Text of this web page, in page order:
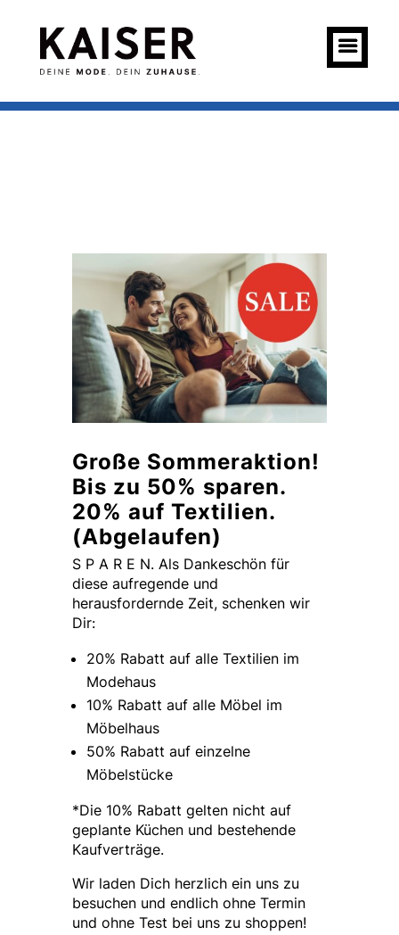
Große Sommeraktion!
Bis zu 50% sparen.
20% auf Textilien.
(Abgelaufen)
S P A R E N. Als Dankeschön für
diese aufregende und
herausfordernde Zeit, schenken wir
Dir:
20% Rabatt auf alle Textilien im
Modehaus
10% Rabatt auf alle Möbel im
Möbelhaus
50% Rabatt auf einzelne
Möbelstücke
*Die 10% Rabatt gelten nicht auf
geplante Küchen und bestehende
Kaufverträge.
Wir laden Dich herzlich ein uns zu
besuchen und endlich ohne Termin
und ohne Test bei uns zu shoppen!